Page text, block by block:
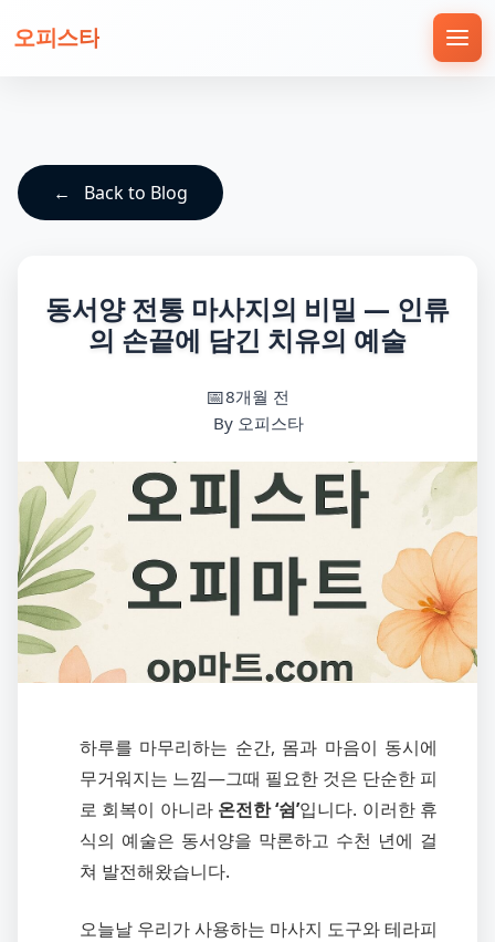
오피스타
Back to Blog
동서양 전통 마사지의 비밀 — 인류
의 손끝에 담긴 치유의 예술
8개월 전
By 오피스타
하루를 마무리하는 순간, 몸과 마음이 동시에
무거워지는 느낌—그때 필요한 것은 단순한 피
로 회복이 아니라 온전한 ‘쉼’입니다. 이러한 휴
식의 예술은 동서양을 막론하고 수천 년에 걸
쳐 발전해왔습니다.
오늘날 우리가 사용하는 마사지 도구와 테라피